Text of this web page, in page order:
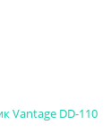
Выбрать >